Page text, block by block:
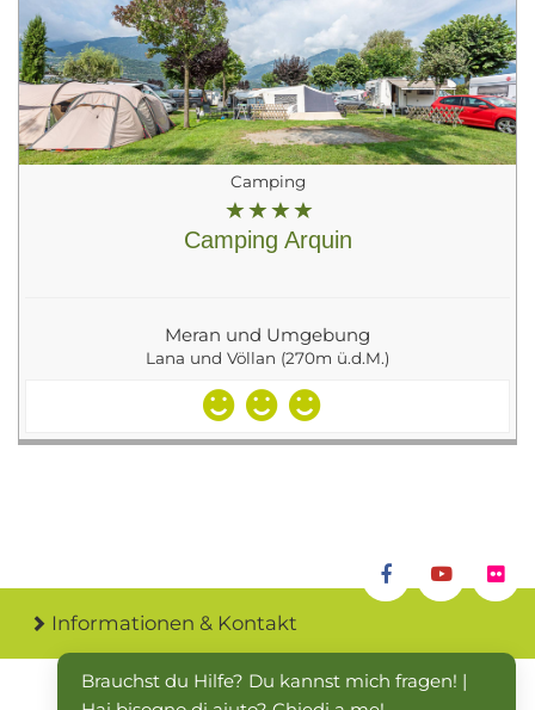
Camping
Camping Arquin
Meran und Umgebung
Lana und Völlan (270m ü.d.M.)
Informationen & Kontakt
Brauchst du Hilfe? Du kannst mich fragen! |